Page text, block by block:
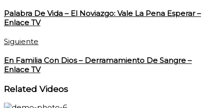
Palabra De Vida – El Noviazgo: Vale La Pena Esperar –
Enlace TV
Siguiente
En Familia Con Dios – Derramamiento De Sangre –
Enlace TV
Related Videos